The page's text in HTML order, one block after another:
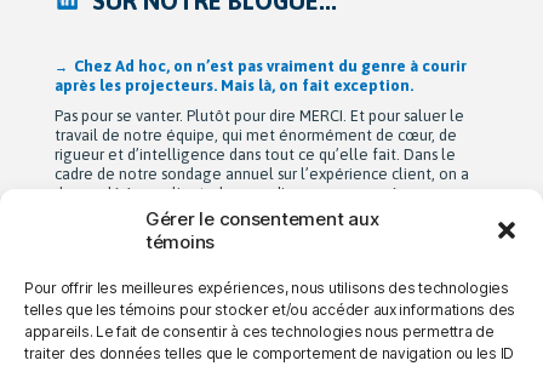
Gérer le consentement aux
témoins
Pour offrir les meilleures expériences, nous utilisons des technologies
telles que les témoins pour stocker et/ou accéder aux informations des
appareils. Le fait de consentir à ces technologies nous permettra de
traiter des données telles que le comportement de navigation ou les ID
Après 42 ans à bâtir Ad hoc recherche avec passion,
Michel Berne et Stéphan Harris amorcent une nouvelle
De leurs modestes appartements d’étudiants à une entreprise
de près de 90 employés devenue une référence dans son
domaine au Québec, leur parcours est remarquable. Mais au-
delà de la croissance, ils auront surtout bâti une culture
profondément humaine fondée sur la collaboration, la
bienveillance et le plaisir de travailler ensemble. Cette
transition a été amorcée […]
→ NOUS JOINDRE → CARRIÈRES → CONFIDENTIALITÉ